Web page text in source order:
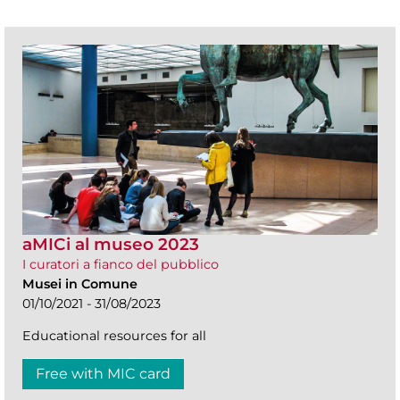
aMICi al museo 2023
I curatori a fianco del pubblico
Musei in Comune
01/10/2021 - 31/08/2023
Educational resources for all
Free with MIC card